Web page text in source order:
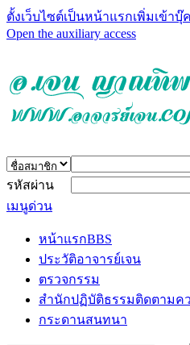
ตั้งเว็บไซต์เป็นหน้าแรกเพิ่มเข้าบุ๊
Open the auxiliary access
รหัสผ่าน
เมนูด่วน
หน้าแรกBBS
ประวัติอาจารย์เจน
ตรวจกรรม
สำนักปฏิบัติธรรมติดตามค
กระดานสนทนา